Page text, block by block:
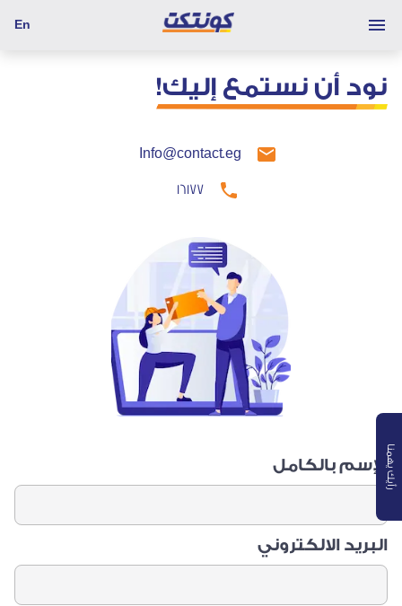
En
نود أن نستمع إليك!
Info@contact.eg
16177
الإسم بالكامل
البريد الالكتروني
رأيك يهمنا